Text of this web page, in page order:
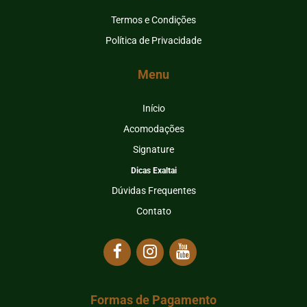
Termos e Condições
Política de Privacidade
Menu
Início
Acomodações
Signature
Dicas Exaltai
Dúvidas Frequentes
Contato
Formas de Pagamento